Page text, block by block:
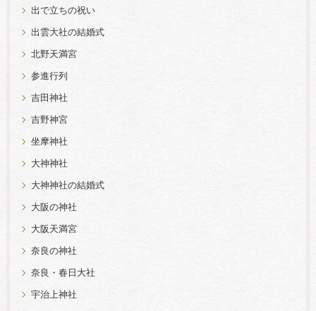
出で立ちの祝い
出雲大社の結婚式
北野天満宮
参進行列
吉田神社
吉野神宮
坐摩神社
大神神社
大神神社の結婚式
大阪の神社
大阪天満宮
奈良の神社
奈良・春日大社
宇治上神社